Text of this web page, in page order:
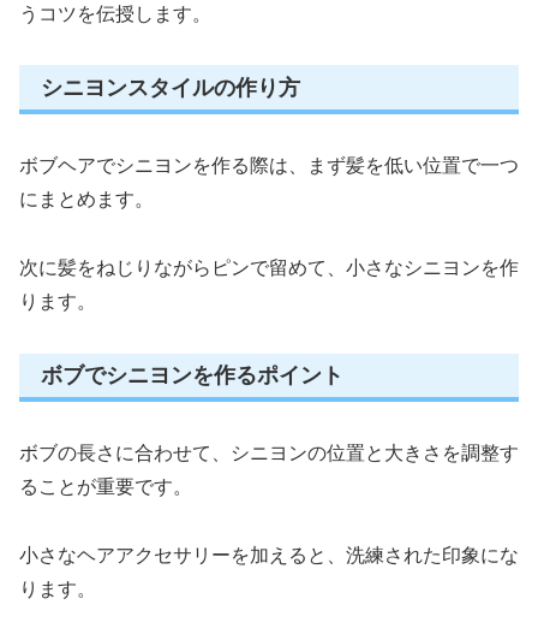
うコツを伝授します。
シニヨンスタイルの作り方
ボブヘアでシニヨンを作る際は、まず髪を低い位置で一つ
にまとめます。
次に髪をねじりながらピンで留めて、小さなシニヨンを作
ります。
ボブでシニヨンを作るポイント
ボブの長さに合わせて、シニヨンの位置と大きさを調整す
ることが重要です。
小さなヘアアクセサリーを加えると、洗練された印象にな
ります。